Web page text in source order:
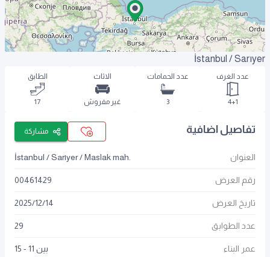
İstanbul / Sarıyer
عدد الغرف
4+1
عدد الحمامات
3
الاثاث
غير مفروش
الطابق
17
تفاصيل اضافية مشاركة
العنوان İstanbul / Sarıyer / Maslak mah.
رقم العرض 00461429
تاريخ العرض 2025/12/14
عدد الطوابق 29
عمر البناء بين 11 - 15